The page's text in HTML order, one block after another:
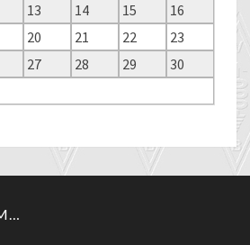
13 14 15
16
20 21 22
23
27 28 29
30